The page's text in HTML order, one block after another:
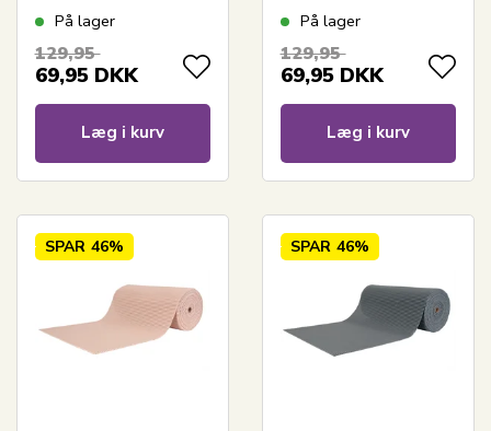
65 cm bred -
til vådrum
På lager
129,95
69,95 DKK
Læg i kurv
65 cm bred -
til vådrum
På lager
129,95
69,95 DKK
Læg i kurv
SPAR 46% SPAR 46%